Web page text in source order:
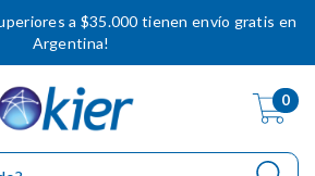
a $35.000 tienen envío gratis en
Argentina!
0